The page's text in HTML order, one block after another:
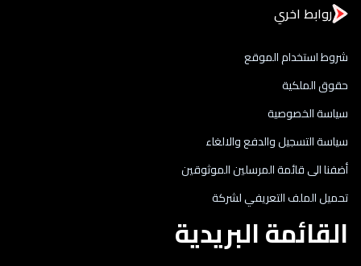
روابط اخري
شروط استخدام الموقع
حقوق الملكية
سياسة الخصوصية
سياسة التسجيل والدفع والالغاء
أضفنا الى قائمة المرسلين الموثوقين
تحميل الملف التعريفي لشركة
القائمة البريدية